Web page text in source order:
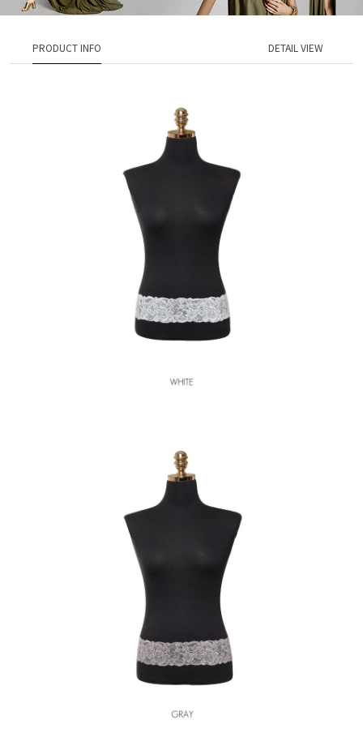
PRODUCT INFO DETAIL VIEW